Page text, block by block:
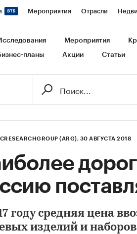
Мероприятия Отрасли
Франшизы Газета
Мероприятия
планы Акции Статьи
(ARG), 30 АВГУСТА 2018
году средняя цена
изделий и